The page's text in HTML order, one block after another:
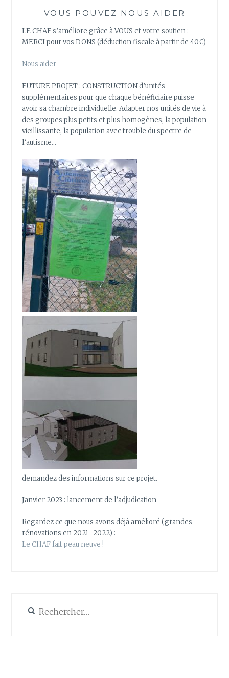
VOUS POUVEZ NOUS AIDER
LE CHAF s’améliore grâce à VOUS et votre soutien :
MERCI pour vos DONS (déduction fiscale à partir de 40€)
Nous aider
FUTURE PROJET : CONSTRUCTION d’unités
supplémentaires pour que chaque bénéficiaire puisse
avoir sa chambre individuelle. Adapter nos unités de vie à
des groupes plus petits et plus homogènes, la population
vieillissante, la population avec trouble du spectre de
l’autisme…
demandez des informations sur ce projet.
Janvier 2023 : lancement de l’adjudication
Regardez ce que nous avons déjà amélioré (grandes
rénovations en 2021 -2022) :
Le CHAF fait peau neuve !